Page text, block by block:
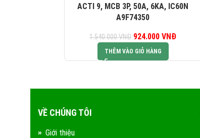
ACTI 9, MCB 3P, 50A, 6KA, IC60N
A9F74350
1.540.000VNĐ
Giá gốc là:
1.540.000 VNĐ.
924.000VNĐ
THÊM VÀO GIỎ HÀNG
VỀ CHÚNG TÔI
Giới thiệu